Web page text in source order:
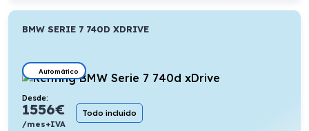
BMW SERIE 7 740D XDRIVE
Automático
Desde:
1556€
/mes+IVA
Todo incluido